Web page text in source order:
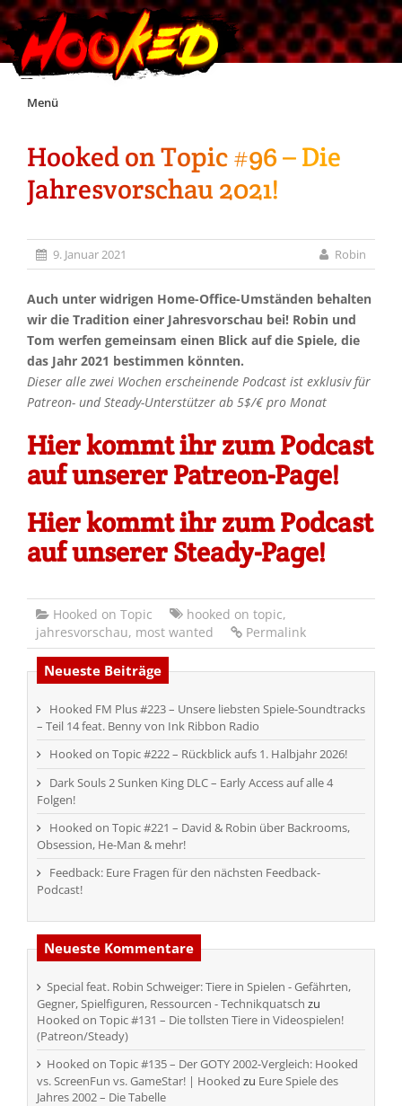
Skip
Menü
Unterstützt Hooked!
Exklusiv für Supporter*innen
Impressum
Jobs
Discord
Hooked on Topic #96 – Die
Jahresvorschau 2021!
9. Januar 2021 Robin
Auch unter widrigen Home-Office-Umständen behalten
wir die Tradition einer Jahresvorschau bei! Robin und
Tom werfen gemeinsam einen Blick auf die Spiele, die
das Jahr 2021 bestimmen könnten.
Dieser alle zwei Wochen erscheinende Podcast ist exklusiv für
Patreon- und Steady-Unterstützer ab 5$/€ pro Monat
Hier kommt ihr zum Podcast
auf unserer Patreon-Page!
Hier kommt ihr zum Podcast
auf unserer Steady-Page!
Hooked on Topic hooked on topic,
jahresvorschau, most wanted Permalink
Neueste Beiträge
Hooked FM Plus #223 – Unsere liebsten Spiele-Soundtracks
– Teil 14 feat. Benny von Ink Ribbon Radio
Hooked on Topic #222 – Rückblick aufs 1. Halbjahr 2026!
Dark Souls 2 Sunken King DLC – Early Access auf alle 4
Folgen!
Hooked on Topic #221 – David & Robin über Backrooms,
Obsession, He-Man & mehr!
Feedback: Eure Fragen für den nächsten Feedback-
Podcast!
Neueste Kommentare
Special feat. Robin Schweiger: Tiere in Spielen - Gefährten,
Gegner, Spielfiguren, Ressourcen - Technikquatsch zu
Hooked on Topic #131 – Die tollsten Tiere in Videospielen!
(Patreon/Steady)
Hooked on Topic #135 – Der GOTY 2002-Vergleich: Hooked
vs. ScreenFun vs. GameStar! | Hooked zu Eure Spiele des
Jahres 2002 – Die Tabelle